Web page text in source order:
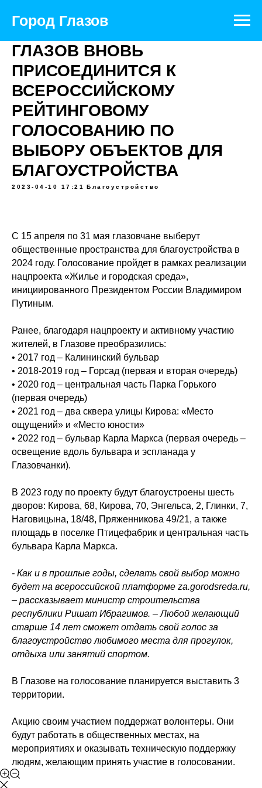
Город Глазов
ГЛАЗОВ ВНОВЬ
ПРИСОЕДИНИТСЯ К
ВСЕРОССИЙСКОМУ
РЕЙТИНГОВОМУ
ГОЛОСОВАНИЮ ПО
ВЫБОРУ ОБЪЕКТОВ ДЛЯ
БЛАГОУСТРОЙСТВА
2023-04-10 17:21 Благоустройство
С 15 апреля по 31 мая глазовчане выберут
общественные пространства для благоустройства в
2024 году. Голосование пройдет в рамках реализации
нацпроекта «Жилье и городская среда»,
инициированного Президентом России Владимиром
Путиным.
Ранее, благодаря нацпроекту и активному участию
жителей, в Глазове преобразились:
• 2017 год – Калининский бульвар
• 2018-2019 год – Горсад (первая и вторая очередь)
• 2020 год – центральная часть Парка Горького
(первая очередь)
• 2021 год – два сквера улицы Кирова: «Место
ощущений» и «Место юности»
• 2022 год – бульвар Карла Маркса (первая очередь –
освещение вдоль бульвара и эспланада у
Глазовчанки).
В 2023 году по проекту будут благоустроены шесть
дворов: Кирова, 68, Кирова, 70, Энгельса, 2, Глинки, 7,
Наговицына, 18/48, Пряженникова 49/21, а также
площадь в поселке Птицефабрик и центральная часть
бульвара Карла Маркса.
- Как и в прошлые годы, сделать свой выбор можно
будет на всероссийской платформе za.gorodsreda.ru,
– рассказывает министр строительства
республики Ришат Ибрагимов. – Любой желающий
старше 14 лет сможет отдать свой голос за
благоустройство любимого места для прогулок,
отдыха или занятий спортом.
В Глазове на голосование планируется выставить 3
территории.
Акцию своим участием поддержат волонтеры. Они
будут работать в общественных местах, на
мероприятиях и оказывать техническую поддержку
людям, желающим принять участие в голосовании.